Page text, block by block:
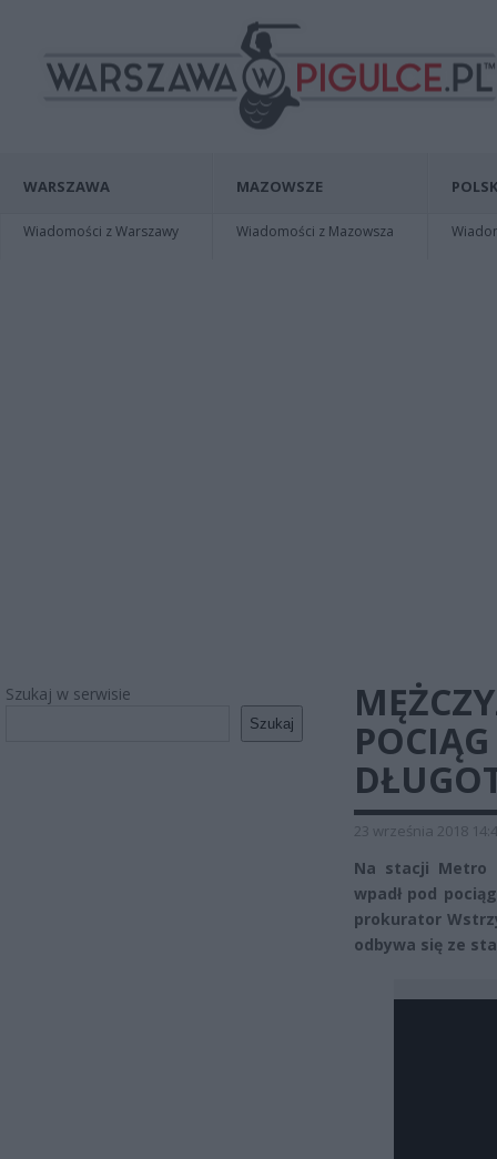
WARSZAWA
Wiadomości z Warszawy
MAZOWSZE
Wiadomości z Mazowsza
Szukaj w serwisie
Szukaj
23 września 2018
Na stacji Metro
wpadł pod
prokurator
odbywa się ze